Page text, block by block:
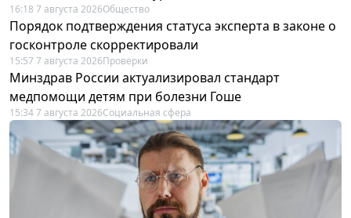
16:18 7 августа 2026Общество
Порядок подтверждения статуса эксперта в законе о
госконтроле скорректировали
15:57 7 августа 2026Проверки
Минздрав России актуализировал стандарт
медпомощи детям при болезни Гоше
15:34 7 августа 2026Социальная сфера